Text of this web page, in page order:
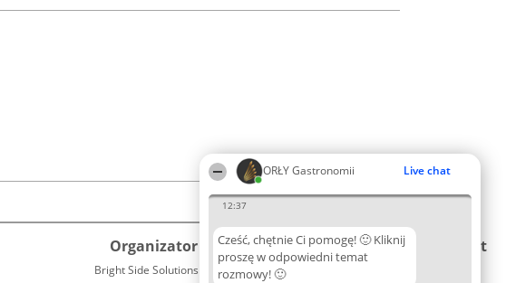
ORŁY Gastronomii Live chat
12:37
Cześć, chętnie Ci pomogę! 🙂 Kliknij
proszę w odpowiedni temat
rozmowy! 🙂
Organizator plebiscytu
Bright Side Solutions sp. z o. o. sp. k.
Plebiscyt Kontakt